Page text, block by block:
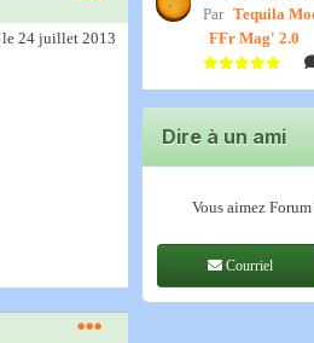
le 24 juillet 2013
spatiale, par
Par Tequila
FFr Mag' 2.0
Dire à un ami
Vous aimez
Courriel